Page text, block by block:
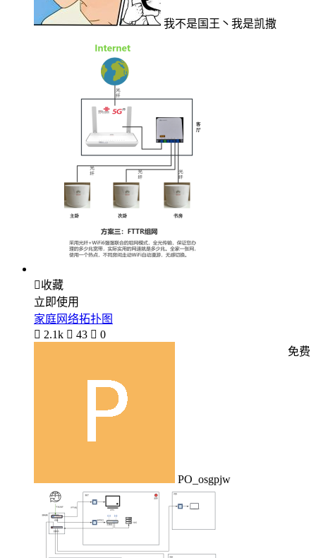
我不是国王丶我是凯撒
收藏
立即使用
家庭网络拓扑图
 2.1k  43  0
PO_osgpjw
免费